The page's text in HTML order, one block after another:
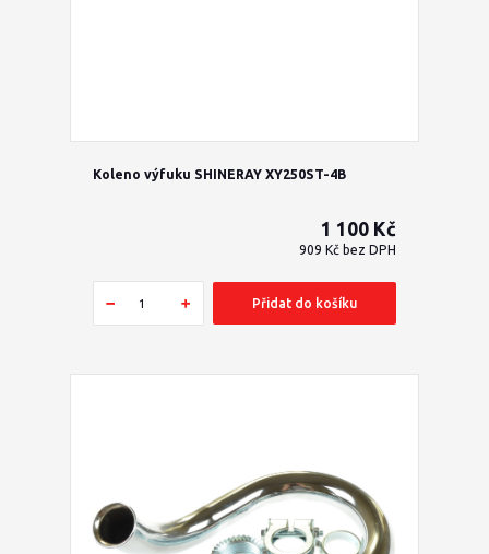
Koleno výfuku SHINERAY XY250ST-4B
1 100 Kč
909 Kč bez DPH
Přidat do košíku